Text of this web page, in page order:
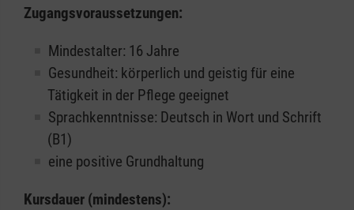
Zugangsvoraussetzungen:
Mindestalter: 16 Jahre
Gesundheit: körperlich und geistig für eine
Tätigkeit in der Pflege geeignet
Sprachkenntnisse: Deutsch in Wort und Schrift
(B1)
eine positive Grundhaltung
Kursdauer (mindestens):